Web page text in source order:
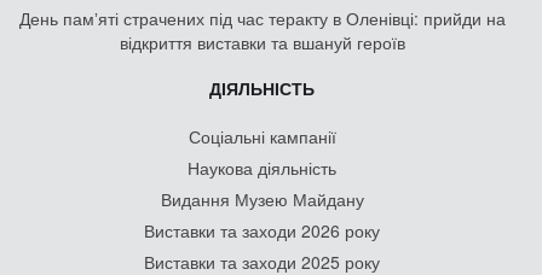
День памʼяті страчених під час теракту в Оленівці: прийди на
відкриття виставки та вшануй героїв
ДІЯЛЬНІСТЬ
Соціальні кампанії
Наукова діяльність
Видання Музею Майдану
Виставки та заходи 2026 року
Виставки та заходи 2025 року